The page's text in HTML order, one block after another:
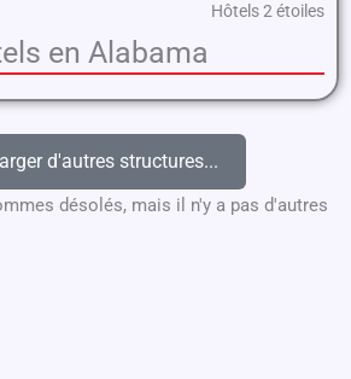
Hôtels 2 étoiles
en Alabama
d'autres structures...
désolés, mais il n'y a pas d'autres